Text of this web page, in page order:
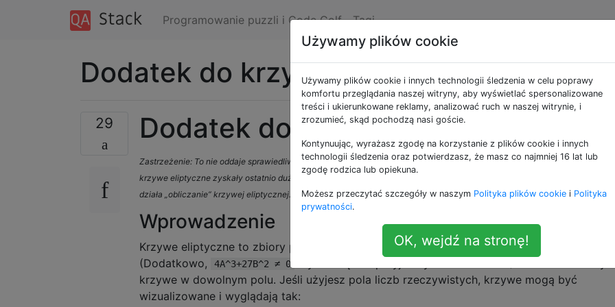
Programowanie puzzli i Code Golf Tagi
Dodatek do krzywych eliptycznych
29 Dodatek do krzywych eliptycznych
Zastrzeżenie: To nie oddaje sprawiedliwości w bogatym temacie krzywych eliptycznych. Jest bardzo uproszczone.
krzywe eliptyczne zyskały ostatnio dużą uwagę mediów w kontekście szyfrowania, chciałem dać trochę wglądu, jak
działa „obliczanie” krzywej eliptycznej.
Wprowadzenie
Krzywe eliptyczne to zbiory punktów w płaszczyźnie formy y^2 = x^3+Ax+B
(Dodatkowo,
4A^3+27B^2 ≠ 0
krzywe w dowolnym polu. Jeśli użyjesz pola liczb rzeczywistych, krzywe mogą być
wizualizowane i wyglądają tak:
Używamy plików cookie
Używamy plików cookie i innych technologii śledzenia w celu poprawy
komfortu przeglądania naszej witryny, aby wyświetlać spersonalizowane
treści i ukierunkowane reklamy, analizować ruch w naszej witrynie, i
zrozumieć, skąd pochodzą nasi goście.
Kontynuując, wyrażasz zgodę na korzystanie z plików cookie i innych
technologii śledzenia oraz potwierdzasz, że masz co najmniej 16 lat lub
zgodę rodzica lub opiekuna.
Możesz przeczytać szczegóły w naszym Polityka plików cookie i Polityka
prywatności.
OK, wejdź na stronę!